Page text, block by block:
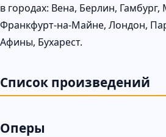
в городах: Вена, Берлин,
Франкфурт-на-Майне, Лондон,
Афины, Бухарест.
Список произведений
Оперы